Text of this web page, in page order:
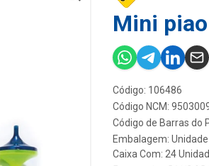
Mini
Código: 106486
Código NCM:
Código de Barras do
Embalagem: Unidade
Caixa Com: 24